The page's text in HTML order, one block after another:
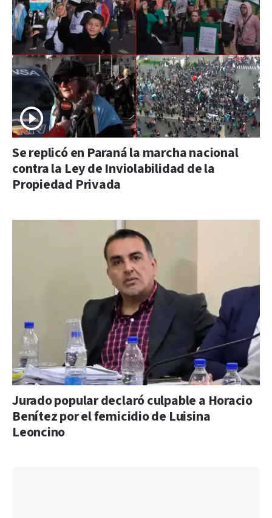
Se replicó en Paraná la marcha nacional
contra la Ley de Inviolabilidad de la
Propiedad Privada
Jurado popular declaró culpable a Horacio
Benítez por el femicidio de Luisina
Leoncino